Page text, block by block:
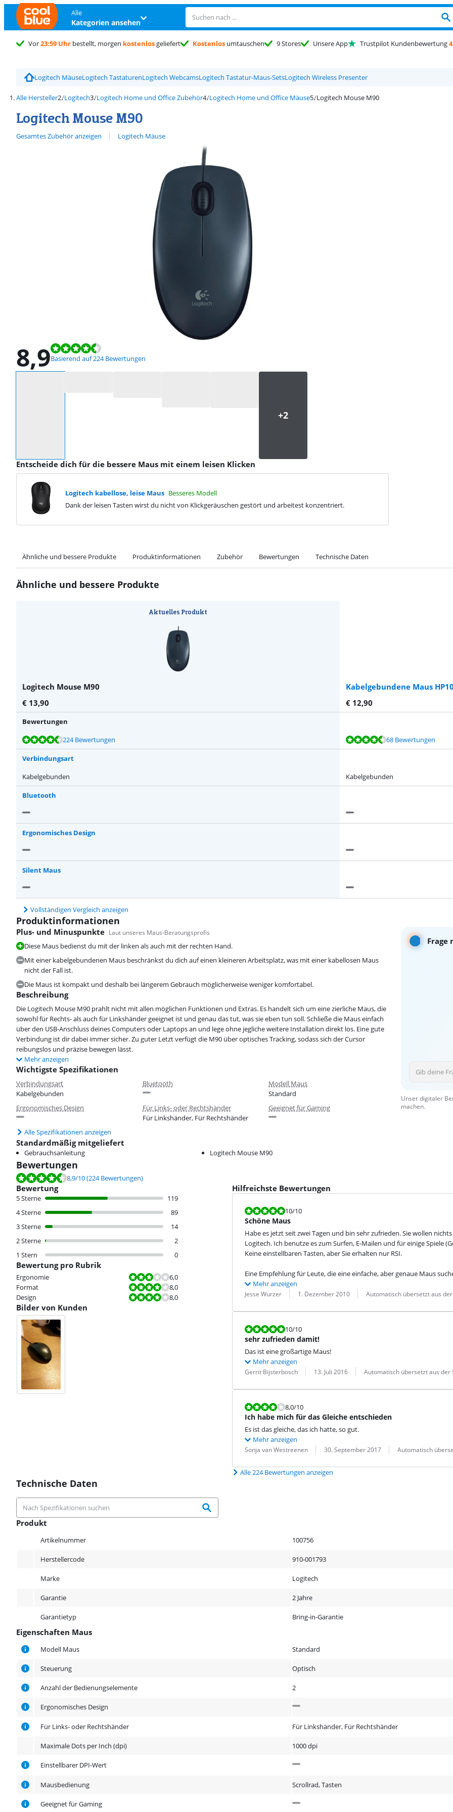
Alle
Kategorien ansehen
Vor23:59 Uhr bestellt, morgen kostenlosgeliefert Kostenlos umtauschen 9 Stores Unsere App Trustpilot Kundenbewertung
Logitech MäuseLogitech TastaturenLogitech WebcamsLogitech Tastatur-Maus-SetsLogitech Wireless Presenter
Alle Hersteller Logitech Logitech Home und Office Zubehör Logitech Home und Office Mäuse Logitech Mouse M90
Logitech Mouse M90
Gesamtes Zubehör anzeigen
Alle ansehen Logitech Mäuse
8,9
Bewertet mit 8,9 von 10, basierend auf 224 Bewertungen.
Basierend auf 224 Bewertungen
Entscheide dich für die bessere Maus mit einem leisen Klicken
Logitech kabellose, leise Maus Besseres Modell
Dank der leisen Tasten wirst du nicht von Klickgeräuschen gestört und arbeitest konzentriert.
Ähnliche und bessere Produkte Produktinformationen Zubehör Bewertungen Technische Daten
Ähnliche und bessere Produkte
Aktuelles Produkt
Logitech Mouse M90
Kabelgebundene Maus
€ 13,90 € 12,90
Bewertungen
Bewertet mit 8,9 von 10, basierend auf 224 Bewertungen.
224 Bewertungen
Bewertet mit 8,9 von 10, basierend auf 68 Bewertungen. 68 Bewertungen
Verbindungsart
Kabelgebunden
Kabelgebunden
Bluetooth
Ergonomisches Design
Silent Maus
Vollständigen Vergleich anzeigen
Produktinformationen
Frage
Unser digitaler
machen.
Plus- und Minuspunkte Laut unseres Maus-Beratungsprofis
Diese Maus bedienst du mit der linken als auch mit der rechten Hand.
Mit einer kabelgebundenen Maus beschränkst du dich auf einen kleineren Arbeitsplatz, was mit einer kabellosen Maus
nicht der Fall ist.
Die Maus ist kompakt und deshalb bei längerem Gebrauch möglicherweise weniger komfortabel.
Beschreibung
Die Logitech Mouse M90 prahlt nicht mit allen möglichen Funktionen und Extras. Es handelt sich um eine zierliche Maus, die
sowohl für Rechts- als auch für Linkshänder geeignet ist und genau das tut, was sie eben tun soll. Schließe die Maus einfach
über den USB-Anschluss deines Computers oder Laptops an und lege ohne jegliche weitere Installation direkt los. Eine gute
Verbindung ist dir dabei immer sicher. Zu guter Letzt verfügt die M90 über optisches Tracking, sodass sich der Cursor
reibungslos und präzise bewegen lässt.
Mehr anzeigen
Wichtigste Spezifikationen
Verbindungsart
Kabelgebunden
Bluetooth
Modell Maus
Standard
Ergonomisches Design
Für Links- oder Rechtshänder
Für Linkshänder, Für Rechtshänder
Geeignet für Gaming
Alle Spezifikationen anzeigen
Standardmäßig mitgeliefert
Gebrauchsanleitung Logitech Mouse M90
Bewertungen
Bewertet mit 8,9 von 10, basierend auf 224 Bewertungen.
8,9/10(224 Bewertungen)
Bewertung
5 Sterne
119
4 Sterne
89
3 Sterne
14
2 Sterne
2
1 Stern
0
Bewertung pro Rubrik
Ergonomie
Bewertet mit 6,0 von 10.
6,0
Format
Bewertet mit 8,0 von 10.
8,0
Design
Bewertet mit 8,0 von 10. 8,0
Bilder von Kunden
Hilfreichste Bewertungen
Bewertet mit 10 von 10.
10/10
Schöne Maus
Habe es jetzt seit zwei Tagen und bin sehr zufrieden. Sie wollen
Logitech. Ich benutze es zum Surfen, E-Mailen und für einige Spiele
Keine einstellbaren Tasten, aber Sie erhalten nur RSI.
Eine Empfehlung für Leute, die eine einfache, aber genaue Maus
Mehr anzeigen
Bewertung von:
Jesse Wurzer
Datum: 1. Dezember 2010
Übersetzung: Automatisch übersetzt aus
Bewertet mit 10 von 10.
10/10
sehr zufrieden damit!
Das ist eine großartige Maus!
Mehr anzeigen
Bewertung von:
Gerrit Bijsterbosch
Datum: 13. Juli 2016
Übersetzung: Automatisch übersetzt aus der
Bewertet mit 8,0 von 10.
8,0/10
Ich habe mich für das Gleiche entschieden
Es ist das gleiche, das ich hatte, so gut.
Mehr anzeigen
Bewertung von:
Sonja van Westreenen
Datum: 30. September 2017
Übersetzung: Automatisch
Alle 224 Bewertungen anzeigen
Technische Daten
Produkt
Artikelnummer 100756
Herstellercode 910-001793
Marke Logitech
Garantie 2 Jahre
Garantietyp Bring-in-Garantie
Eigenschaften Maus
Eigenschaften Maus
Modell Maus Standard
Steuerung Optisch
Anzahl der Bedienungselemente 2
Ergonomisches Design
Für Links- oder Rechtshänder Für Linkshänder, Für Rechtshänder
Maximale Dots per Inch (dpi) 1000 dpi
Einstellbarer DPI-Wert
Mausbedienung Scrollrad, Tasten
Geeignet für Gaming